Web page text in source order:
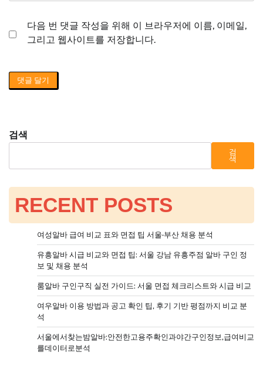
다음 번 댓글 작성을 위해 이 브라우저에 이름, 이메일,
그리고 웹사이트를 저장합니다.
검색
검
색
RECENT POSTS
여성알바 급여 비교 표와 면접 팁 서울·부산 채용 분석
유흥알바 시급 비교와 면접 팁: 서울 강남 유흥주점 알바 구인 정
보 및 채용 분석
룸알바 구인구직 실전 가이드: 서울 면접 체크리스트와 시급 비교
여우알바 이용 방법과 공고 확인 팁, 후기 기반 평점까지 비교 분
석
서울에서찾는밤알바:안전한고용주확인과야간구인정보,급여비교
를데이터로분석